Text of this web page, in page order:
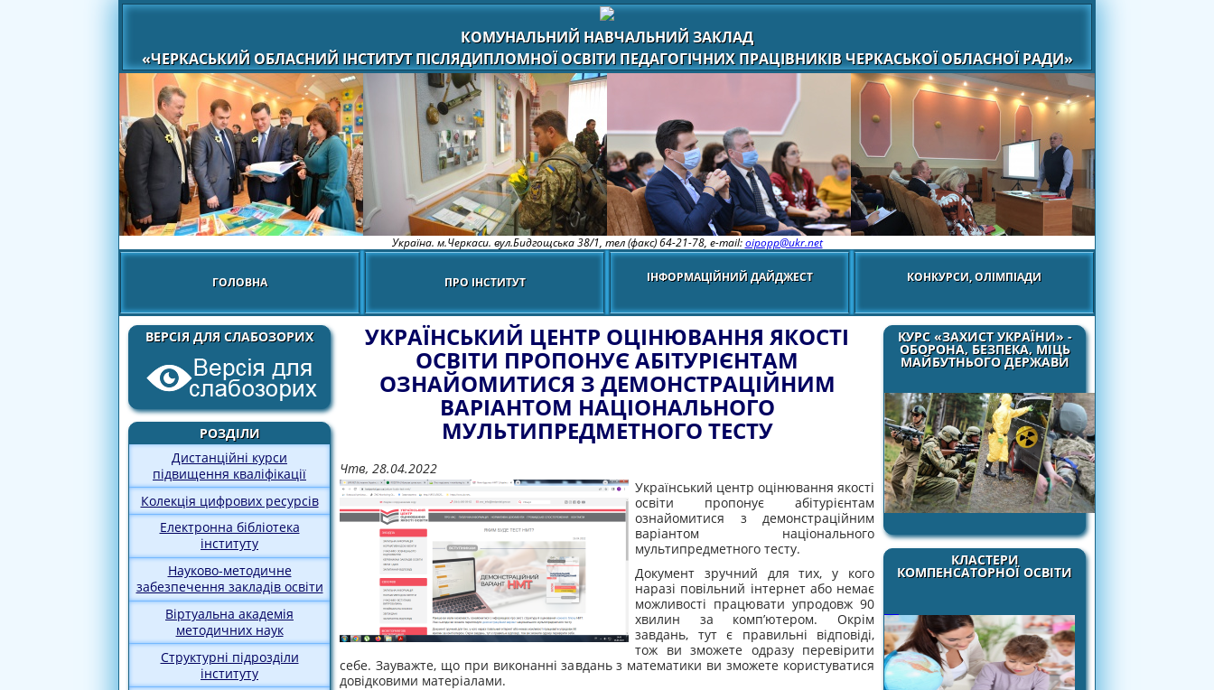
КОМУНАЛЬНИЙ НАВЧАЛЬНИЙ ЗАКЛАД
«ЧЕРКАСЬКИЙ ОБЛАСНИЙ ІНСТИТУТ ПІСЛЯДИПЛОМНОЇ ОСВІТИ ПЕДАГОГІЧНИХ ПРАЦІВНИКІВ ЧЕРКАСЬКОЇ ОБЛАСНОЇ РАДИ»
Україна. м.Черкаси. вул.Бидгощська 38/1, тел (факс) 64-21-78, e-mail:oipopp@ukr.net
ГОЛОВНА ПРО ІНСТИТУТ ІНФОРМАЦІЙНИЙ ДАЙДЖЕСТ КОНКУРСИ, ОЛІМПІАДИ
ВЕРСІЯ ДЛЯ СЛАБОЗОРИХ
РОЗДІЛИ
Дистанційні курси
підвищення кваліфікації
Колекція цифрових ресурсів
Електронна бібліотека
інституту
Науково-методичне
забезпечення закладів освіти
Віртуальна академія
методичних наук
Структурні підрозділи
інституту
КУРС «ЗАХИСТ УКРАЇНИ» -
ОБОРОНА, БЕЗПЕКА, МІЦЬ
МАЙБУТНЬОГО ДЕРЖАВИ
КЛАСТЕРИ
КОМПЕНСАТОРНОЇ ОСВІТИ
УКРАЇНСЬКИЙ ЦЕНТР ОЦІНЮВАННЯ ЯКОСТІ
ОСВІТИ ПРОПОНУЄ АБІТУРІЄНТАМ
ОЗНАЙОМИТИСЯ З ДЕМОНСТРАЦІЙНИМ
ВАРІАНТОМ НАЦІОНАЛЬНОГО
МУЛЬТИПРЕДМЕТНОГО ТЕСТУ
Чтв, 28.04.2022
Український центр оцінювання якості
освіти пропонує абітурієнтам
ознайомитися з демонстраційним
варіантом національного
мультипредметного тесту.
Документ зручний для тих, у кого
наразі повільний інтернет або немає
можливості працювати упродовж 90
хвилин за комп’ютером. Окрім
завдань, тут є правильні відповіді,
тож ви зможете одразу перевірити
себе. Зауважте, що при виконанні завдань з математики ви зможете користуватися
довідковими матеріалами.